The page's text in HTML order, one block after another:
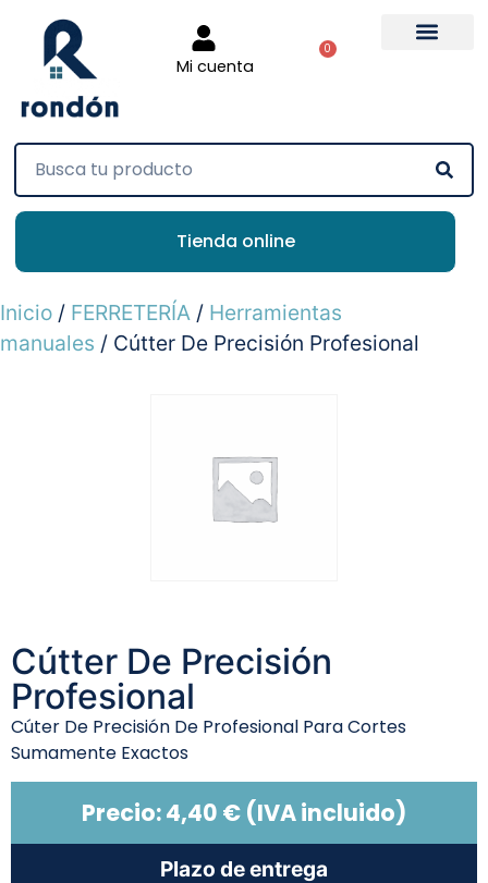
Mi cuenta
0
Tienda online
Inicio / FERRETERÍA / Herramientas
manuales / Cútter De Precisión Profesional
Cútter De Precisión
Profesional
Cúter De Precisión De Profesional Para Cortes
Sumamente Exactos
Precio:4,40 € (IVA incluido)
Plazo de entrega